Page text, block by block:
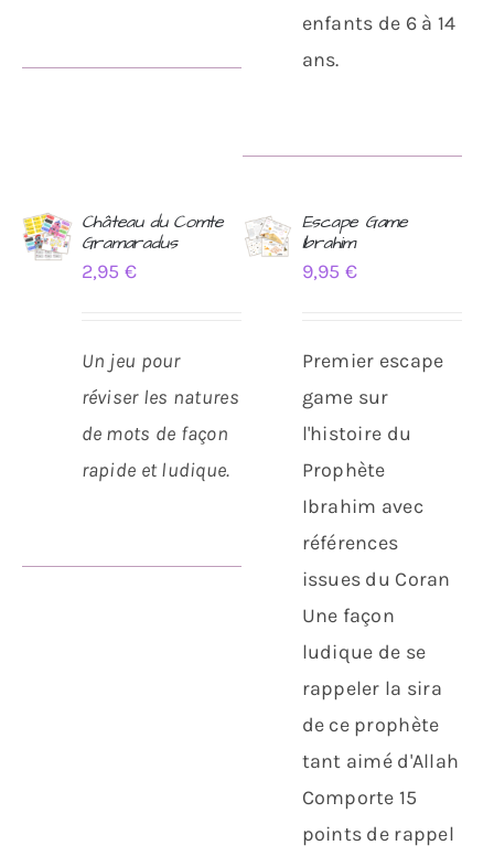
enfants de 6 à 14
ans.
AJOUTER
Château du Comte
Gramaradus
2,95€
Un jeu pour
réviser les natures
de mots de façon
rapide et ludique.
AJOUTER
Escape Game
Ibrahim
9,95 €
Premier escape
game sur
l'histoire du
Prophète
Ibrahim avec
références
issues du Coran
Une façon
ludique de se
rappeler la sira
de ce prophète
tant aimé d'Allah
Comporte 15
points de rappel